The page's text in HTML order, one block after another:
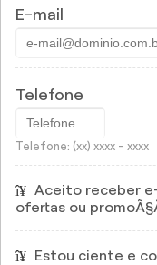
E-mail
Telefone
Telefone: (xx) xxxx - xxxx
Aceito receber
ofertas ou
Estou ciente e